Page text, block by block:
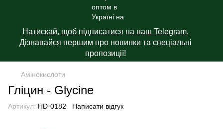
Натискай, щоб підписатися на наш Telegram.
Дізнавайся першим про новинки та спеціальні
пропозиції!
Амінокислоти
Гліцин - Glycine
Артикул: HD-0182 Написати відгук